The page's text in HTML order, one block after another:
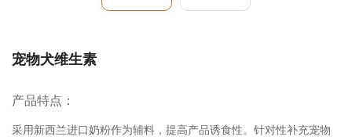
宠物犬维生素
产品特点：
采用新西兰进口奶粉作为辅料，提高产品诱食性。针对性补充宠物